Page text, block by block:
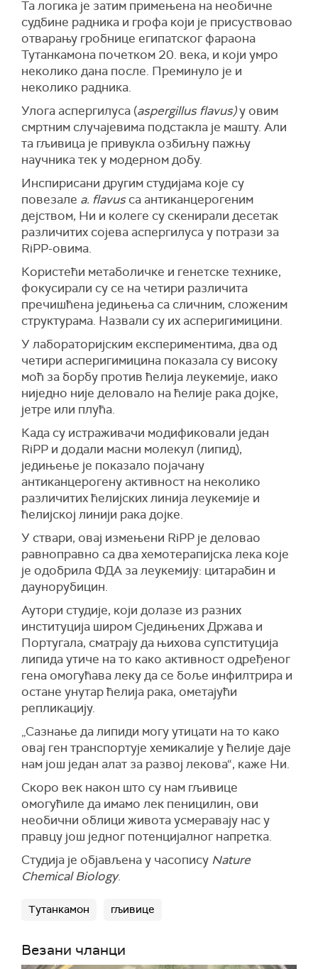
Та логика је затим примењена на необичне
судбине радника и грофа који је присуствовао
отварању гробнице египатског фараона
Тутанкамона почетком 20. века, и који умро
неколико дана после. Преминуло је и
неколико радника.
Улога аспергилуса (aspergillus flavus)у овим
смртним случајевима подстакла је машту. Али
та гљивица је привукла озбиљну пажњу
научника тек у модерном добу.
Инспирисани другим студијама које су
повезале a. flavusса антиканцерогеним
дејством, Ни и колеге су скенирали десетак
различитих сојева аспергилуса у потрази за
RiPP-овима.
Користећи метаболичке и генетске технике,
фокусирали су се на четири различита
пречишћена једињења са сличним, сложеним
структурама. Назвали су их асперигимицини.
У лабораторијским експериментима, два од
четири асперигимицина показала су високу
моћ за борбу против ћелија леукемије, иако
ниједно није деловало на ћелије рака дојке,
јетре или плућа.
Када су истраживачи модификовали један
RiPP и додали масни молекул (липид),
једињење је показало појачану
антиканцерогену активност на неколико
различитих ћелијских линија леукемије и
ћелијској линији рака дојке.
У ствари, овај измењени RiPP је деловао
равноправно са два хемотерапијска лека које
је одобрила ФДА за леукемију: цитарабин и
даунорубицин.
Аутори студије, који долазе из разних
институција широм Сједињених Држава и
Португала, сматрају да њихова супституција
липида утиче на то како активност одређеног
гена омогућава леку да се боље инфилтрира и
остане унутар ћелија рака, ометајући
репликацију.
„Сазнање да липиди могу утицати на то како
овај ген транспортује хемикалије у ћелије даје
нам још један алат за развој лекова“, каже Ни.
Скоро век након што су нам гљивице
омогућиле да имамо лек пеницилин, ови
необични облици живота усмеравају нас у
правцу још једног потенцијалног напретка.
Студија је објављена у часопису Nature
Chemical Biology.
Тутанкамон гљивице
Везани чланци